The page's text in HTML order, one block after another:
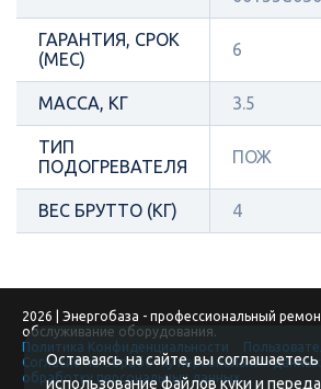
ГАРАНТИЯ, СРОК
(МЕС)
6
МАССА, КГ 3.5
ТИП
ПОДОГРЕВАТЕЛЯ
ПОЖ
ВЕС БРУТТО (КГ) 4
2026 | Энергобаза - профессиональный
обслуживание оборудования.
Политика Конфиденциальности
Согласие на обработку персональных данных
обработку персональных данных
Оставаясь на сайте, вы соглашаетесь
использование файлов куки и